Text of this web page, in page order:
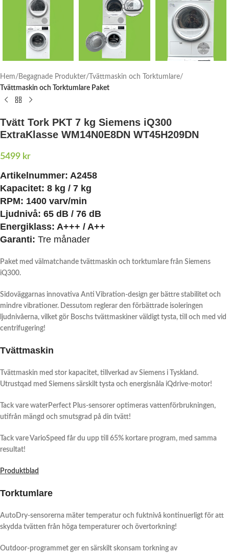
Hem Begagnade Produkter
Tvättmaskin och Torktumlare
Tvättmaskin och Torktumlare Paket
Tvätt Tork PKT 7 kg Siemens iQ300
ExtraKlasse WM14N0E8DN WT45H209DN
5499 kr
Artikelnummer: A2458
Kapacitet: 8 kg / 7 kg
RPM: 1400 varv/min
Ljudnivå: 65 dB / 76 dB
Energiklass: A+++ / A++
Garanti: Tre månader
Paket med välmatchande tvättmaskin och torktumlare från Siemens
iQ300.
Sidoväggarnas innovativa Anti Vibration-design ger bättre stabilitet och
mindre vibrationer. Dessutom reglerar den förbättrade isoleringen
ljudnivåerna, vilket gör Boschs tvättmaskiner väldigt tysta, till och med vid
centrifugering!
Tvättmaskin
Tvättmaskin med stor kapacitet, tillverkad av Siemens i Tyskland.
Utrustqad med Siemens särskilt tysta och energisnåla iQdrive-motor!
Tack vare waterPerfect Plus-sensorer optimeras vattenförbrukningen,
utifrån mängd och smutsgrad på din tvätt!
Tack vare VarioSpeed får du upp till 65% kortare program, med samma
resultat!
Produktblad
Torktumlare
AutoDry-sensorerna mäter temperatur och fuktnivå kontinuerligt för att
skydda tvätten från höga temperaturer och övertorkning!
Outdoor-programmet ger en särskilt skonsam torkning av